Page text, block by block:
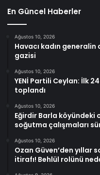
En Güncel Haberler
Ağustos 10, 2026
Havacı kadın
gazisi
Ağustos 10, 2026
YENİ Partili Ceylan: İlk
toplandı
Ağustos 10, 2026
Eğirdir Barla köyündeki
soğutma çalışmaları
Ağustos 10, 2026
Ozan Güven’den yıllar
itirafı! Behlül rolünü